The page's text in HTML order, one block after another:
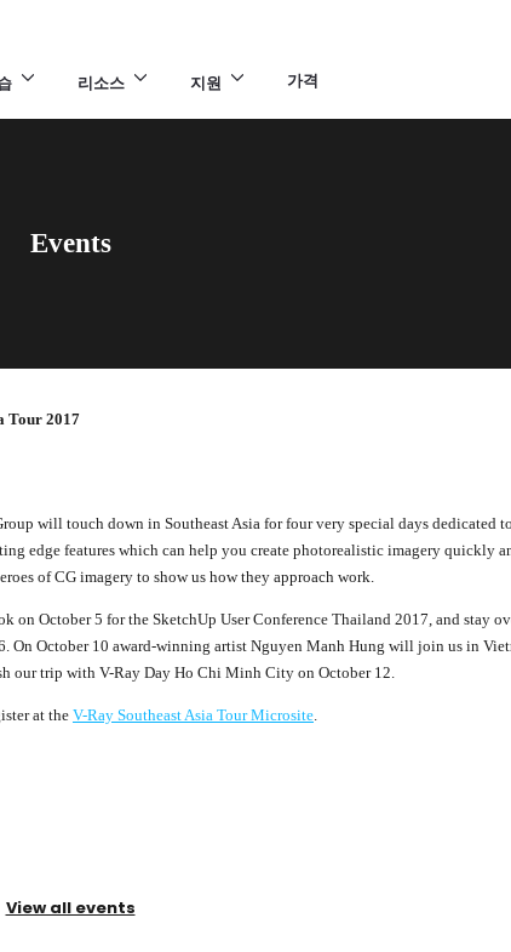
리소스 지원 가격
Events
Tour 2017
will touch down in Southeast Asia for four very special days dedicated
edge features which can help you create photorealistic imagery quickly
of CG imagery to show us how they approach work.
on October 5 for the SketchUp User Conference Thailand 2017, and stay
On October 10 award-winning artist Nguyen Manh Hung will join us in
our trip with V-Ray Day Ho Chi Minh City on October 12.
at theV-Ray Southeast Asia Tour Microsite
View all events